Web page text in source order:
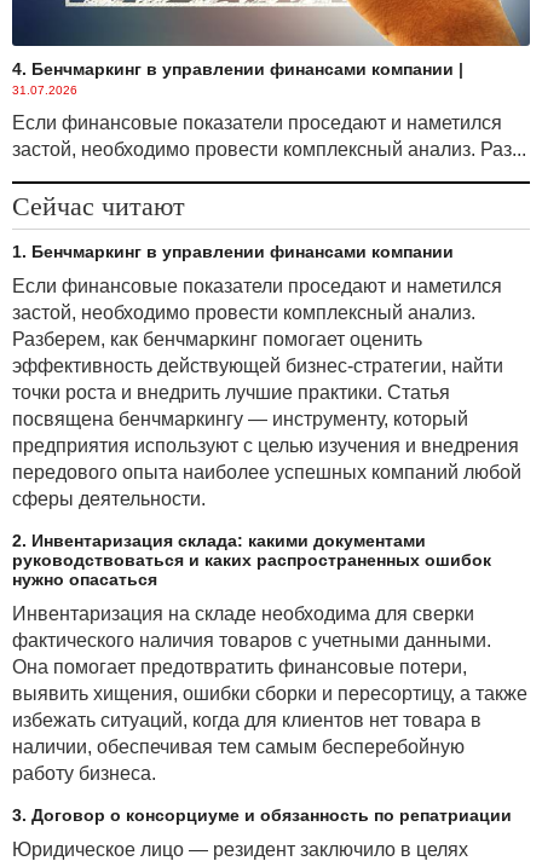
4. Бенчмаркинг в управлении финансами компании |
31.07.2026
Если финансовые показатели проседают и наметился
застой, необходимо провести комплексный анализ. Раз...
Сейчас читают
1. Бенчмаркинг в управлении финансами компании
Если финансовые показатели проседают и наметился
застой, необходимо провести комплексный анализ.
Разберем, как бенчмаркинг помогает оценить
эффективность действующей бизнес-стратегии, найти
точки роста и внедрить лучшие практики. Статья
посвящена бенчмаркингу — инструменту, который
предприятия используют с целью изучения и внедрения
передового опыта наиболее успешных компаний любой
сферы деятельности.
2. Инвентаризация склада: какими документами
руководствоваться и каких распространенных ошибок
нужно опасаться
Инвентаризация на складе необходима для сверки
фактического наличия товаров с учетными данными.
Она помогает предотвратить финансовые потери,
выявить хищения, ошибки сборки и пересортицу, а также
избежать ситуаций, когда для клиентов нет товара в
наличии, обеспечивая тем самым бесперебойную
работу бизнеса.
3. Договор о консорциуме и обязанность по репатриации
Юридическое лицо — резидент заключило в целях